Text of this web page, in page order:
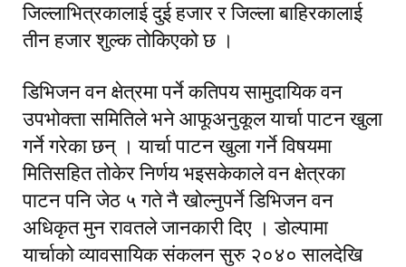
जिल्लाभित्रकालाई दुई हजार र जिल्ला बाहिरकालाई
तीन हजार शुल्क तोकिएको छ ।
डिभिजन वन क्षेत्रमा पर्ने कतिपय सामुदायिक वन
उपभोक्ता समितिले भने आफूअनुकूल यार्चा पाटन खुला
गर्ने गरेका छन् । यार्चा पाटन खुला गर्ने विषयमा
मितिसहित तोकेर निर्णय भइसकेकाले वन क्षेत्रका
पाटन पनि जेठ ५ गते नै खोल्नुपर्ने डिभिजन वन
अधिकृत मुन रावतले जानकारी दिए । डोल्पामा
यार्चाको व्यावसायिक संकलन सुरु २०४० सालदेखि